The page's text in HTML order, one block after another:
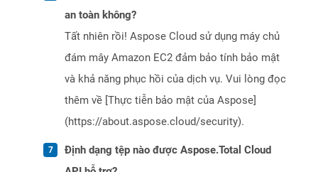
an toàn không?
Tất nhiên rồi! Aspose Cloud sử dụng máy chủ
đám mây Amazon EC2 đảm bảo tính bảo mật
và khả năng phục hồi của dịch vụ. Vui lòng đọc
thêm về [Thực tiễn bảo mật của Aspose]
(https://about.aspose.cloud/security).
Định dạng tệp nào được Aspose.Total Cloud